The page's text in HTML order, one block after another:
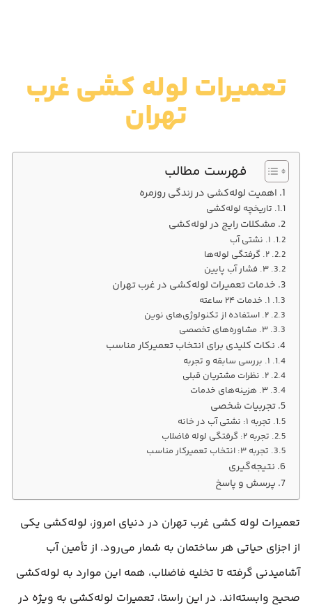
تعمیرات لوله‌ کشی غرب
تهران
فهرست مطالب
اهمیت لوله‌کشی در زندگی روزمره
تاریخچه لوله‌کشی
مشکلات رایج در لوله‌کشی
۱. نشتی آب
۲. گرفتگی لوله‌ها
۳. فشار آب پایین
خدمات تعمیرات لوله‌کشی در غرب تهران
۱. خدمات ۲۴ ساعته
۲. استفاده از تکنولوژی‌های نوین
۳. مشاوره‌های تخصصی
نکات کلیدی برای انتخاب تعمیرکار مناسب
۱. بررسی سابقه و تجربه
۲. نظرات مشتریان قبلی
۳. هزینه‌های خدمات
تجربیات شخصی
تجربه ۱: نشتی آب در خانه
تجربه ۲: گرفتگی لوله فاضلاب
تجربه ۳: انتخاب تعمیرکار مناسب
نتیجه‌گیری
پرسش و پاسخ
تعمیرات لوله‌ کشی غرب تهران در دنیای امروز، لوله‌کشی یکی
از اجزای حیاتی هر ساختمان به شمار می‌رود. از تأمین آب
آشامیدنی گرفته تا تخلیه فاضلاب، همه این موارد به لوله‌کشی
صحیح وابسته‌اند. در این راستا، تعمیرات لوله‌کشی به ویژه در